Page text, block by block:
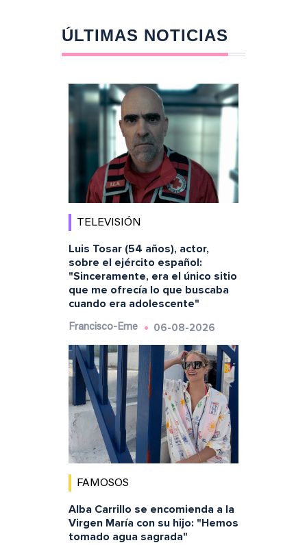
ÚLTIMAS NOTICIAS
TELEVISIÓN
Luis Tosar (54 años), actor,
sobre el ejército español:
"Sinceramente, era el único sitio
que me ofrecía lo que buscaba
cuando era adolescente"
Francisco-Eme 06-08-2026
FAMOSOS
Alba Carrillo se encomienda a la
Virgen María con su hijo: "Hemos
tomado agua sagrada"